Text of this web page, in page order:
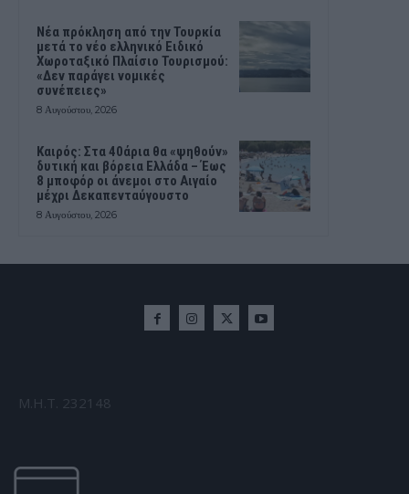
Νέα πρόκληση από την Τουρκία
μετά το νέο ελληνικό Ειδικό
Χωροταξικό Πλαίσιο Τουρισμού:
«Δεν παράγει νομικές
συνέπειες»
8 Αυγούστου, 2026
Καιρός: Στα 40άρια θα «ψηθούν»
δυτική και βόρεια Ελλάδα – Έως
8 μποφόρ οι άνεμοι στο Αιγαίο
μέχρι Δεκαπενταύγουστο
8 Αυγούστου, 2026
Μ.Η.Τ. 232148